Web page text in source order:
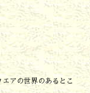
アの世界のあるとこ